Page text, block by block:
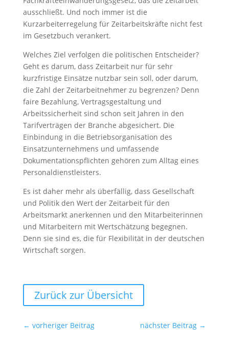
ausschließt. Und noch immer ist die
Kurzarbeiterregelung für Zeitarbeitskräfte nicht fest
im Gesetzbuch verankert.
Welches Ziel verfolgen die politischen Entscheider?
Geht es darum, dass Zeitarbeit nur für sehr
kurzfristige Einsätze nutzbar sein soll, oder darum,
die Zahl der Zeitarbeitnehmer zu begrenzen? Denn
faire Bezahlung, Vertragsgestaltung und
Arbeitssicherheit sind schon seit Jahren in den
Tarifverträgen der Branche abgesichert. Die
Einbindung in die Betriebsorganisation des
Einsatzunternehmens und umfassende
Dokumentationspflichten gehören zum Alltag eines
Personaldienstleisters.
Es ist daher mehr als überfällig, dass Gesellschaft
und Politik den Wert der Zeitarbeit für den
Arbeitsmarkt anerkennen und den Mitarbeiterinnen
und Mitarbeitern mit Wertschätzung begegnen.
Denn sie sind es, die für Flexibilität in der deutschen
Wirtschaft sorgen.
Zurück zur Übersicht
← vorheriger Beitrag nächster Beitrag →